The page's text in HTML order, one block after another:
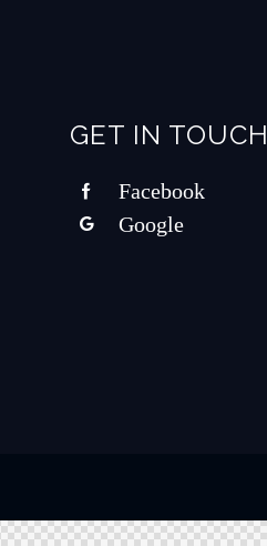
GET IN TOUCH
Facebook
Google